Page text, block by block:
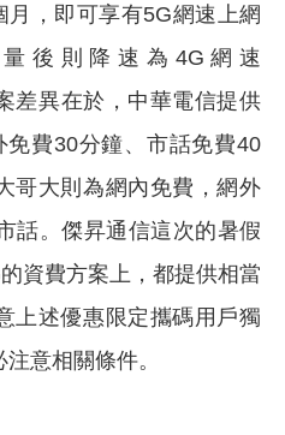
，即可享有5G網速上網
後則降速為4G網速
差異在於，中華電信提供
費30分鐘、市話免費40
哥大則為網內免費，網外
話。傑昇通信這次的暑假
資費方案上，都提供相當
上述優惠限定攜碼用戶獨
意相關條件。